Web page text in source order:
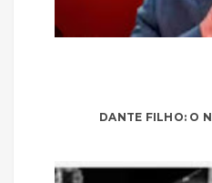
DANTE FILHO: O